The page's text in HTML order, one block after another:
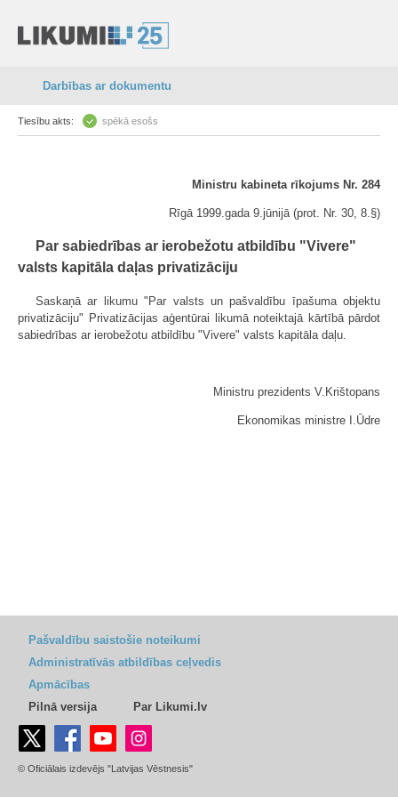
Darbības ar dokumentu
Tiesību akts: spēkā esošs
Ministru kabineta rīkojums Nr. 284
Rīgā 1999.gada 9.jūnijā (prot. Nr. 30, 8.§)
Par sabiedrības ar ierobežotu atbildību "Vivere"
valsts kapitāla daļas privatizāciju
Saskaņā ar likumu "Par valsts un pašvaldību īpašuma objektu
privatizāciju" Privatizācijas aģentūrai likumā noteiktajā kārtībā pārdot
sabiedrības ar ierobežotu atbildību "Vivere" valsts kapitāla daļu.
Ministru prezidents V.Krištopans
Ekonomikas ministre I.Ūdre
Pašvaldību saistošie noteikumi
Administratīvās atbildības ceļvedis
Apmācības
Pilnā versija
Par Likumi.lv
© Oficiālais izdevējs "Latvijas Vēstnesis"